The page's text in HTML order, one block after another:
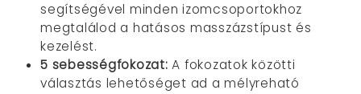
segítségével minden izomcsoportokhoz
megtalálod a hatásos masszázstípust és
kezelést.
5 sebességfokozat: A fokozatok közötti
választás lehetőséget ad a mélyreható